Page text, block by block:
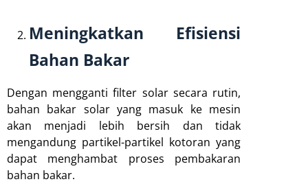
Meningkatkan Efisiensi
Bahan Bakar
Dengan mengganti filter solar secara rutin,
bahan bakar solar yang masuk ke mesin
akan menjadi lebih bersih dan tidak
mengandung partikel-partikel kotoran yang
dapat menghambat proses pembakaran
bahan bakar.